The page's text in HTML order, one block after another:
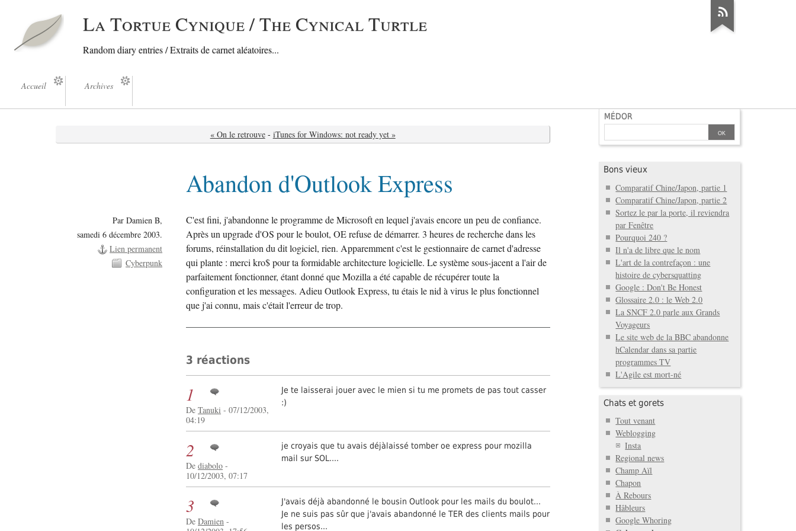
La Tortue Cynique / The Cynical Turtle
Random diary entries / Extraits de carnet aléatoires...
Accueil Archives
« On le retrouve - iTunes for Windows: not ready yet »
Abandon d'Outlook Express
Par Damien B,
samedi 6 décembre 2003.
Lien permanent
Cyberpunk
C'est fini, j'abandonne le programme de Microsoft en lequel j'avais encore un peu de confiance.
Après un upgrade d'OS pour le boulot, OE refuse de démarrer. 3 heures de recherche dans les
forums, réinstallation du dit logiciel, rien. Apparemment c'est le gestionnaire de carnet d'adresse
qui plante : merci kro$ pour ta formidable architecture logicielle. Le système sous-jacent a l'air de
parfaitement fonctionner, étant donné que Mozilla a été capable de récupérer toute la
configuration et les messages. Adieu Outlook Express, tu étais le nid à virus le plus fonctionnel
que j'ai connu, mais c'était l'erreur de trop.
3 réactions
1
DeTanuki - 07/12/2003,
04:19
Je te laisserai jouer avec le mien si tu me promets de pas tout casser
:)
2
Dediabolo -
10/12/2003, 07:17
je croyais que tu avais déjàlaissé tomber oe express pour mozilla
mail sur SOL....
3
DeDamien -
J'avais déjà abandonné le bousin Outlook pour les mails du boulot...
Je ne suis pas sûr que j'avais abandonné le TER des clients mails pour
les persos...
MÉDOR
Bons vieux
Comparatif Chine/Japon, partie 1
Comparatif Chine/Japon, partie 2
Sortez le par la porte, il reviendra
par Fenêtre
Pourquoi 240 ?
Il n'a de libre que le nom
L'art de la contrefaçon : une
histoire de cybersquatting
Google : Don't Be Honest
Glossaire 2.0 : le Web 2.0
La SNCF 2.0 parle aux Grands
Voyageurs
Le site web de la BBC abandonne
hCalendar dans sa partie
programmes TV
L'Agile est mort-né
Chats et gorets
Tout venant
Weblogging
Insta
Regional news
Champ Aïl
Chapon
À Rebours
Hâbleurs
Google Whoring